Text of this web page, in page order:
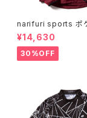
narifuri sports ポケ
インドブレーカー
¥14,630
30%OFF